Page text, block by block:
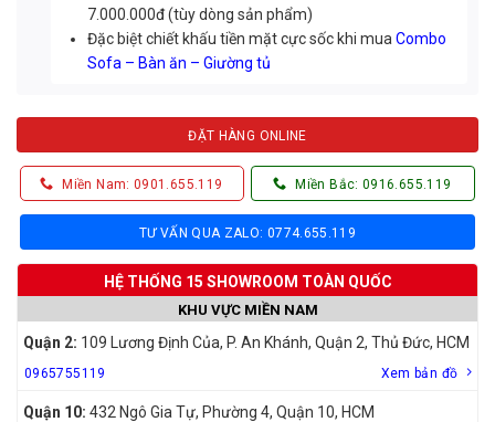
7.000.000đ (tùy dòng sản phẩm)
Đặc biệt chiết khấu tiền mặt cực sốc khi muaCombo
Sofa – Bàn ăn – Giường tủ
ĐẶT HÀNG ONLINE
Miền Nam: 0901.655.119 Miền Bắc: 0916.655.119
TƯ VẤN QUA ZALO: 0774.655.119
HỆ THỐNG 15 SHOWROOM TOÀN QUỐC
KHU VỰC MIỀN NAM
Quận 2: 109 Lương Định Của, P. An Khánh, Quận 2, Thủ Đức, HCM
0965755119 Xem bản đồ
Quận 10: 432 Ngô Gia Tự, Phường 4, Quận 10, HCM